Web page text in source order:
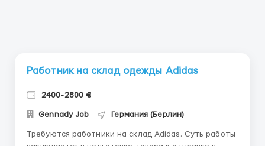
Работник на склад одежды Adidas
2400-2800 €
Gennady Job Германия (Берлин)
Требуются работники на склад Adidas. Суть работы